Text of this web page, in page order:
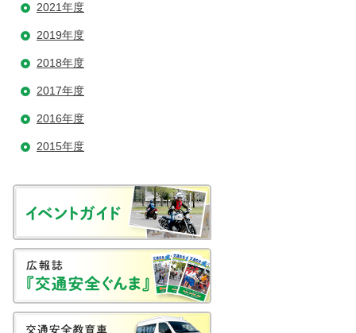
2021年度
2019年度
2018年度
2017年度
2016年度
2015年度